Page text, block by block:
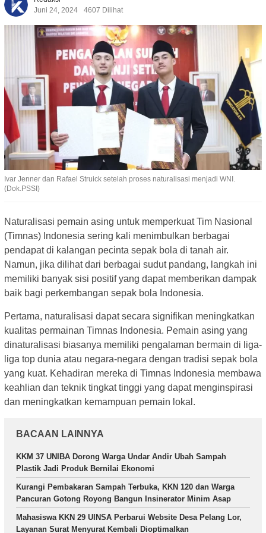
Juni 24, 2024
4607 Dilihat
Ivar Jenner dan Rafael Struick setelah proses naturalisasi menjadi WNI.
(Dok.PSSI)
Naturalisasi pemain asing untuk memperkuat Tim Nasional
(Timnas) Indonesia sering kali menimbulkan berbagai
pendapat di kalangan pecinta sepak bola di tanah air.
Namun, jika dilihat dari berbagai sudut pandang, langkah ini
memiliki banyak sisi positif yang dapat memberikan dampak
baik bagi perkembangan sepak bola Indonesia.
Pertama, naturalisasi dapat secara signifikan meningkatkan
kualitas permainan Timnas Indonesia. Pemain asing yang
dinaturalisasi biasanya memiliki pengalaman bermain di liga-
liga top dunia atau negara-negara dengan tradisi sepak bola
yang kuat. Kehadiran mereka di Timnas Indonesia membawa
keahlian dan teknik tingkat tinggi yang dapat menginspirasi
dan meningkatkan kemampuan pemain lokal.
BACAAN LAINNYA
KKM 37 UNIBA Dorong Warga Undar Andir Ubah Sampah
Plastik Jadi Produk Bernilai Ekonomi
Kurangi Pembakaran Sampah Terbuka, KKN 120 dan Warga
Pancuran Gotong Royong Bangun Insinerator Minim Asap
Mahasiswa KKN 29 UINSA Perbarui Website Desa Pelang Lor,
Layanan Surat Menyurat Kembali Dioptimalkan